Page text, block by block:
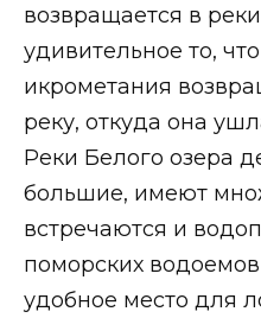
возвращается в
удивительное то,
икрометания
реку, откуда она
Реки Белого озера
большие, имеют
встречаются и
поморских
удобное место для